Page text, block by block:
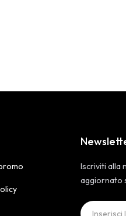
Iscriviti alla
aggiornato